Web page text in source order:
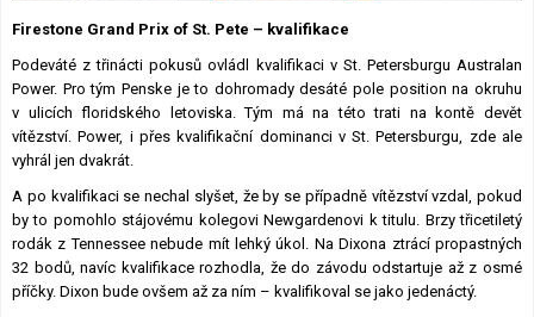
Firestone Grand Prix of St. Pete – kvalifikace
Podeváté z třinácti pokusů ovládl kvalifikaci v St. Petersburgu Australan
Power. Pro tým Penske je to dohromady desáté pole position na okruhu
v ulicích floridského letoviska. Tým má na této trati na kontě devět
vítězství. Power, i přes kvalifikační dominanci v St. Petersburgu, zde ale
vyhrál jen dvakrát.
A po kvalifikaci se nechal slyšet, že by se případně vítězství vzdal, pokud
by to pomohlo stájovému kolegovi Newgardenovi k titulu. Brzy třicetiletý
rodák z Tennessee nebude mít lehký úkol. Na Dixona ztrácí propastných
32 bodů, navíc kvalifikace rozhodla, že do závodu odstartuje až z osmé
příčky. Dixon bude ovšem až za ním – kvalifikoval se jako jedenáctý.